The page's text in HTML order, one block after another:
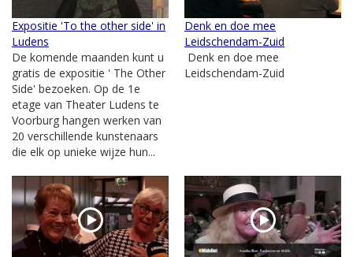
Expositie 'To the other side' in
Ludens
De komende maanden kunt u
gratis de expositie ' The Other
Side' bezoeken. Op de 1e
etage van Theater Ludens te
Voorburg hangen werken van
20 verschillende kunstenaars
die elk op unieke wijze hun...
Denk en doe mee
Leidschendam-Zuid
Denk en doe mee
Leidschendam-Zuid